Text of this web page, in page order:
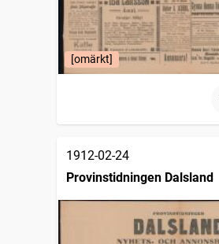
[omärkt]
1912-02-24
Provinstidningen Dalsland